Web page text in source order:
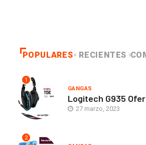
POPULARES RECIENTES
1
GANGAS
Logitech G935
27 marzo, 2023
2